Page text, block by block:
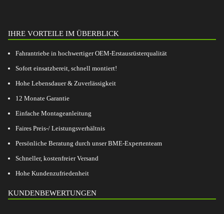
IHRE VORTEILE IM ÜBERBLICK
Fahrantriebe in hochwertiger OEM-Erstausrüsterqualität
Sofort einsatzbereit, schnell montiert!
Hohe Lebensdauer & Zuverlässigkeit
12 Monate Garantie
Einfache Montageanleitung
Faires Preis-/ Leistungsverhältnis
Persönliche Beratung durch unser BME-Expertenteam
Schneller, kostenfreier Versand
Hohe Kundenzufriedenheit
KUNDENBEWERTUNGEN